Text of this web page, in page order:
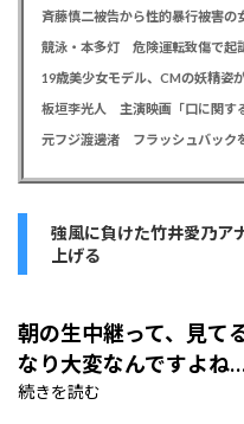
19歳美少女モデル、CMの妖精姿
強風に負けた竹井愛乃ア
上げる
朝の生中継って、見て
なり大変なんですよね…
続きを読む